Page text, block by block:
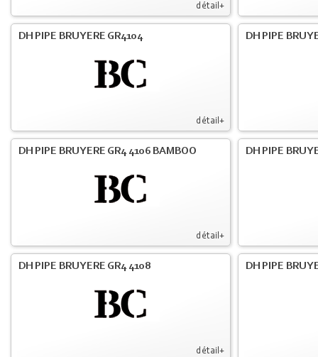
détail+
détail+
DH PIPE BRUYERE GR4104 DH PIPE
détail+
DH PIPE BRUYERE GR4 4106 BAMBOO DH PIPE
détail+
DH PIPE BRUYERE GR4 4108 DH PIPE